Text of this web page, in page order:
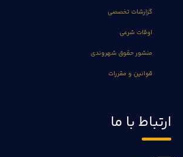
گزارشات تخصصی
اوقات شرعی
منشور حقوق شهروندی
قوانین و مقررات
ارتباط با ما